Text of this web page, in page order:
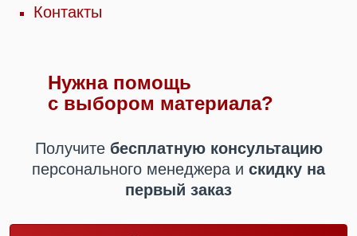
Контакты
Нужна помощь
с выбором материала?
Получите бесплатную консультацию
персонального менеджера и скидку на
первый заказ